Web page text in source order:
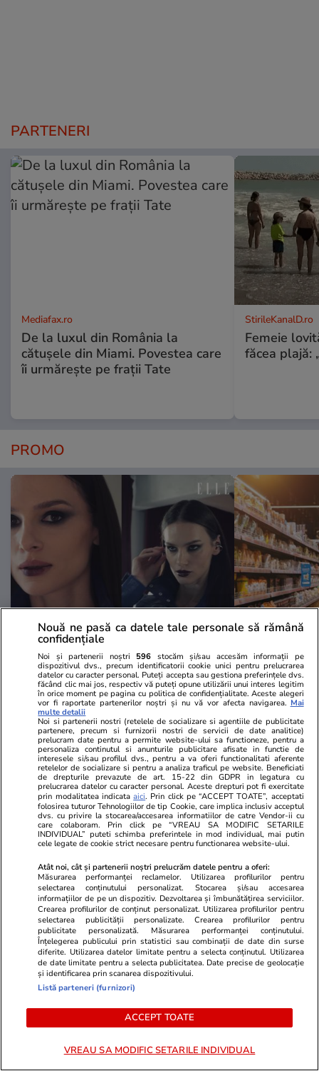
PARTENERI
Mediafax.ro
De la luxul din România la
cătușele din Miami. Povestea care
îi urmărește pe frații Tate
StirileKanalD.ro
Femeie
făcea plajă:
PROMO
Advertorial
Smart is the new chic: Cum ne
ajută tehnologia să ne reinventăm
Înscrie-te
voucher de
PARTENERI
Wowbiz.ro
Cum arată fiul Mădălinei Manole
la 17 ani! Fratele regretatei
artiste a publicat o fotografie în
premieră cu Petru Mircea Jr.
Redactia.ro
Doliu în
Fiica
bun printr-
POLITIC
Nouă ne pasă ca datele tale personale să rămână
confidențiale
Noi și partenerii noștri 596 stocăm și/sau accesăm informații pe
dispozitivul dvs., precum identificatorii cookie unici pentru prelucrarea
datelor cu caracter personal. Puteți accepta sau gestiona preferințele dvs.
făcând clic mai jos, respectiv vă puteți opune utilizării unui interes legitim
în orice moment pe pagina cu politica de confidențialitate. Aceste alegeri
vor fi raportate partenerilor noștri și nu vă vor afecta navigarea. Mai
multe detalii
Noi si partenerii nostri (retelele de socializare si agentiile de publicitate
partenere, precum si furnizorii nostri de servicii de date analitice)
prelucram date pentru a permite website-ului sa functioneze, pentru a
personaliza continutul si anunturile publicitare afisate in functie de
interesele si/sau profilul dvs., pentru a va oferi functionalitati aferente
retelelor de socializare si pentru a analiza traficul pe website. Beneficiati
de drepturile prevazute de art. 15-22 din GDPR in legatura cu
prelucrarea datelor cu caracter personal. Aceste drepturi pot fi exercitate
prin modalitatea indicataaici. Prin click pe “ACCEPT TOATE”, acceptati
folosirea tuturor Tehnologiilor de tip Cookie, care implica inclusiv acceptul
dvs. cu privire la stocarea/accesarea informatiilor de catre Vendor-ii cu
care colaboram. Prin click pe “VREAU SA MODIFIC SETARILE
INDIVIDUAL” puteti schimba preferintele in mod individual, mai putin
cele legate de cookie strict necesare pentru functionarea website-ului.
Atât noi, cât și partenerii noștri prelucrăm datele pentru a oferi:
Măsurarea performanței reclamelor. Utilizarea profilurilor pentru
selectarea conținutului personalizat. Stocarea și/sau accesarea
informațiilor de pe un dispozitiv. Dezvoltarea și îmbunătățirea serviciilor.
Crearea profilurilor de conținut personalizat. Utilizarea profilurilor pentru
selectarea publicității personalizate. Crearea profilurilor pentru
publicitate personalizată. Măsurarea performanței conținutului.
Înțelegerea publicului prin statistici sau combinații de date din surse
diferite. Utilizarea datelor limitate pentru a selecta conținutul. Utilizarea
de date limitate pentru a selecta publicitatea. Date precise de geolocație
și identificarea prin scanarea dispozitivului.
Listă parteneri (furnizori)
ACCEPT TOATE
VREAU SA MODIFIC SETARILE INDIVIDUAL